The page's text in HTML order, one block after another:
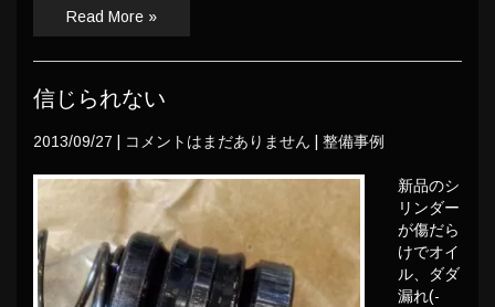
Read More »
信じられない
2013/09/27 コメントはまだありません 整備事例
新品のシ
リンダー
が傷だら
けでオイ
ル、ダダ
漏れ(-